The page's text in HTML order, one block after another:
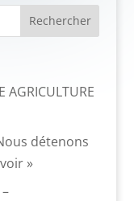
AGRICULTURE
détenons
»